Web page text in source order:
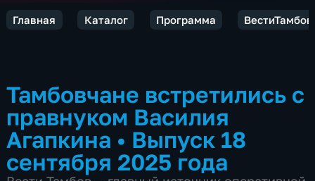
Главная Каталог Программа ВестиТамбов
Тамбовчане встретились с
правнуком Василия
Агапкина • Выпуск 18
сентября 2025 года